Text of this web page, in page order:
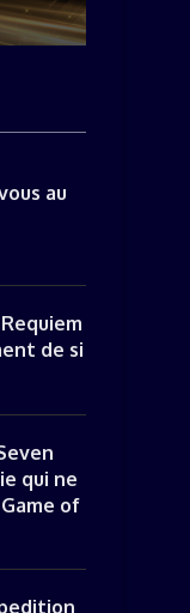
au
de si
qui ne
of